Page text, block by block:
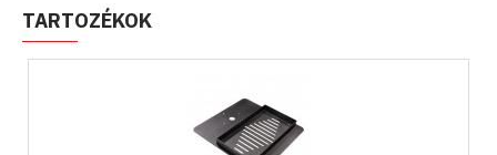
TARTOZÉKOK